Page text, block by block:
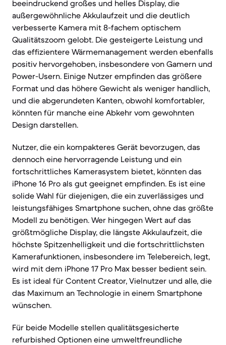
beeindruckend großes und helles Display, die
außergewöhnliche Akkulaufzeit und die deutlich
verbesserte Kamera mit 8-fachem optischem
Qualitätszoom gelobt. Die gesteigerte Leistung und
das effizientere Wärmemanagement werden ebenfalls
positiv hervorgehoben, insbesondere von Gamern und
Power-Usern. Einige Nutzer empfinden das größere
Format und das höhere Gewicht als weniger handlich,
und die abgerundeten Kanten, obwohl komfortabler,
könnten für manche eine Abkehr vom gewohnten
Design darstellen.
Nutzer, die ein kompakteres Gerät bevorzugen, das
dennoch eine hervorragende Leistung und ein
fortschrittliches Kamerasystem bietet, könnten das
iPhone 16 Pro als gut geeignet empfinden. Es ist eine
solide Wahl für diejenigen, die ein zuverlässiges und
leistungsfähiges Smartphone suchen, ohne das größte
Modell zu benötigen. Wer hingegen Wert auf das
größtmögliche Display, die längste Akkulaufzeit, die
höchste Spitzenhelligkeit und die fortschrittlichsten
Kamerafunktionen, insbesondere im Telebereich, legt,
wird mit dem iPhone 17 Pro Max besser bedient sein.
Es ist ideal für Content Creator, Vielnutzer und alle, die
das Maximum an Technologie in einem Smartphone
wünschen.
Für beide Modelle stellen qualitätsgesicherte
refurbished Optionen eine umweltfreundliche